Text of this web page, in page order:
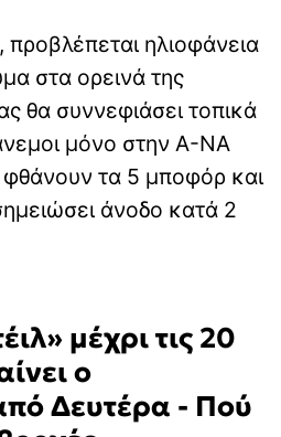
, προβλέπεται ηλιοφάνεια
στα ορεινά της
θα συννεφιάσει τοπικά
μόνο στην Α-ΝΑ
τα 5 μποφόρ και
άνοδο κατά 2
μέχρι τις 20
ο
Δευτέρα - Πού